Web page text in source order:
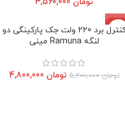
-8%
اتمام موجودی
کنترل برد 220 ولت جک پارکینگی دو
لنگه Ramuna مینی
تومان5,200,000 تومان